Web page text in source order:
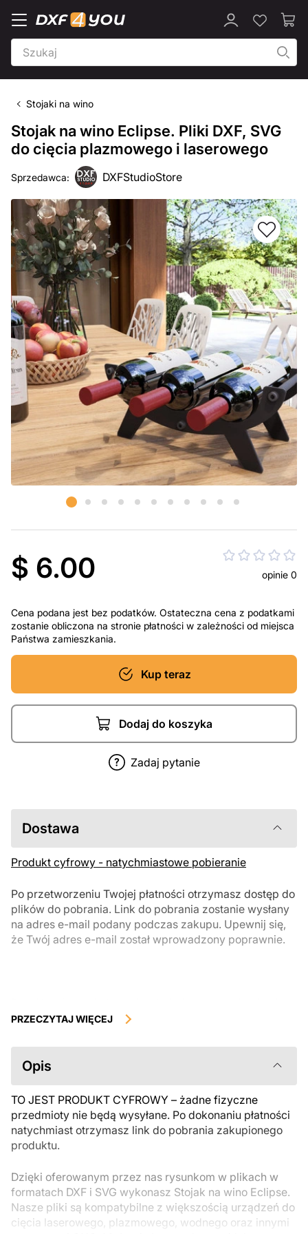
Stojaki na wino
Stojak na wino Eclipse. Pliki DXF, SVG
do cięcia plazmowego i laserowego
Sprzedawca: DXFStudioStore
$ 6.00 opinie 0
Cena podana jest bez podatków. Ostateczna cena z podatkami
zostanie obliczona na stronie płatności w zależności od miejsca
Państwa zamieszkania.
Kup teraz
Dodaj do koszyka
Zadaj pytanie
Dostawa
Produkt cyfrowy - natychmiastowe pobieranie
Po przetworzeniu Twojej płatności otrzymasz dostęp do
plików do pobrania. Link do pobrania zostanie wysłany
na adres e-mail podany podczas zakupu. Upewnij się,
że Twój adres e-mail został wprowadzony poprawnie.
podlegają zwrotowi ani wymianie po ich pobraniu. Zalecamy
przed zakupem. Jeśli masz jakiekolwiek problemy z zamówieniem,
skontaktuj się bezpośrednio ze sprzedawcą.
PRZECZYTAJ WIĘCEJ
Opis
TO JEST PRODUKT CYFROWY – żadne fizyczne
przedmioty nie będą wysyłane. Po dokonaniu płatności
natychmiast otrzymasz link do pobrania zakupionego
produktu.
Dzięki oferowanym przez nas rysunkom w plikach w
formatach DXF i SVG wykonasz Stojak na wino Eclipse.
Nasze pliki są kompatybilne z większością urządzeń do
cięcia laserowego, plazmowego, wodnego oraz innymi